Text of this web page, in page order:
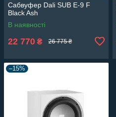
Сабвуфер Dali SUB E-9 F
Black Ash
В наявності
22 770 ₴ 26 775 ₴
–15%